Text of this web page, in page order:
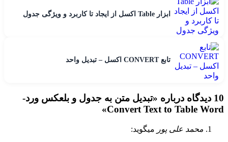
ابزار Table اکسل از ایجاد تا کاربرد و ویژگی جدول
تابع CONVERT اکسل – تبدیل واحد
10 دیدگاه درباره «
تبدیل متن به جدول و بلعکس ورد-
Convert Text to Table Word
»
محمد علی پور میگوید: